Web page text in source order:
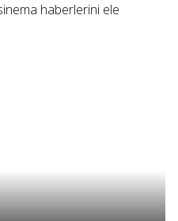
haberlerini ele